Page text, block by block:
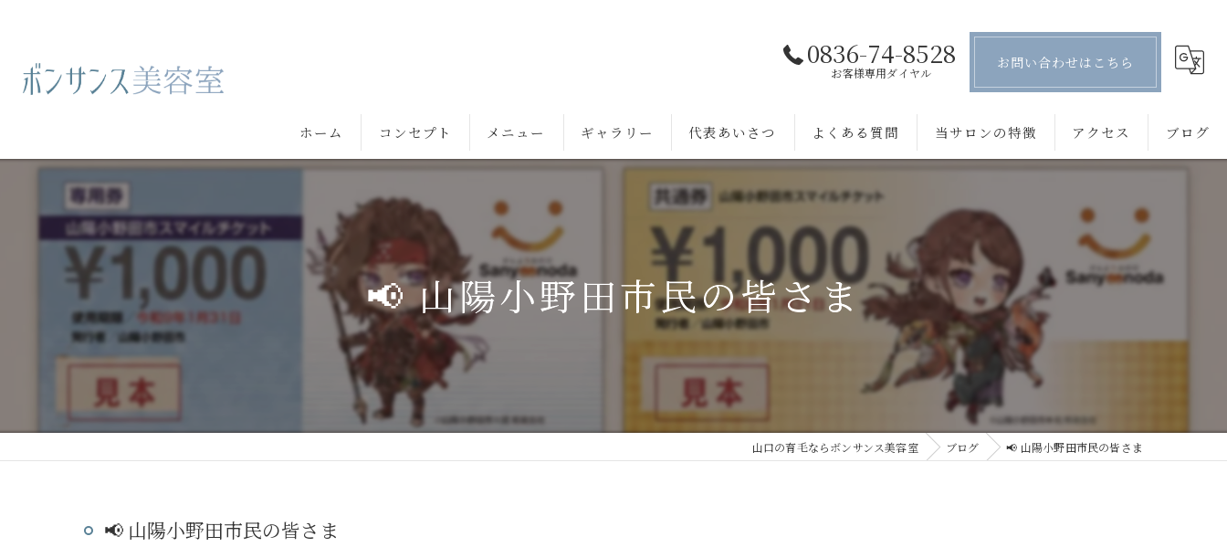
0836-74-8528
お客様専用ダイヤル
お問い合わせはこちら
ホーム コンセプト メニュー ギャラリー 代表あいさつ よくある質問 当サロンの特徴
ボリューム
細毛
プライベートサロン
アクセス ブログ
📢 山陽小野田市民の皆さま
山口の育毛ならボンサンス美容室 ブログ 📢 山陽小野田市民の皆さま
📢 山陽小野田市民の皆さま